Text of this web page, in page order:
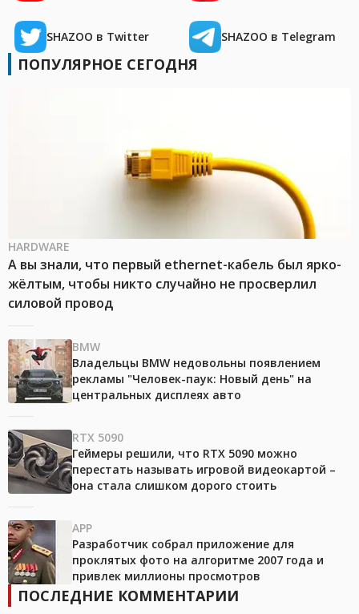
SHAZOO в Twitter SHAZOO в Telegram
ПОПУЛЯРНОЕ СЕГОДНЯ
HARDWARE
А вы знали, что первый ethernet-кабель был ярко-
жёлтым, чтобы никто случайно не просверлил
силовой провод
BMW
Владельцы BMW недовольны появлением
рекламы "Человек-паук: Новый день" на
центральных дисплеях авто
RTX 5090
Геймеры решили, что RTX 5090 можно
перестать называть игровой видеокартой –
она стала слишком дорого стоить
APP
Разработчик собрал приложение для
проклятых фото на алгоритме 2007 года и
привлек миллионы просмотров
ПОСЛЕДНИЕ КОММЕНТАРИИ